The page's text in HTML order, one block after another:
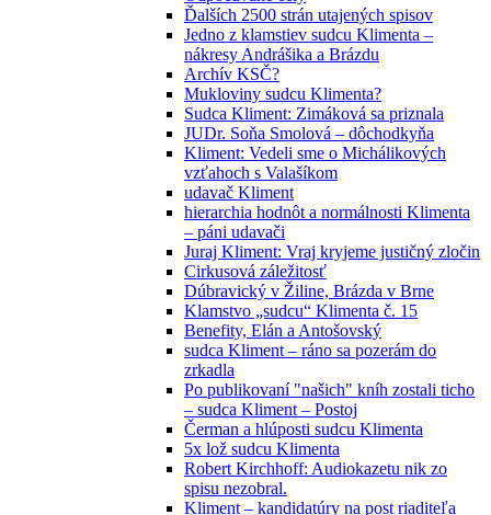
Ďalších 2500 strán utajených spisov
Jedno z klamstiev sudcu Klimenta –
nákresy Andrášika a Brázdu
Archív KSČ?
Mukloviny sudcu Klimenta?
Sudca Kliment: Zimáková sa priznala
JUDr. Soňa Smolová – dôchodkyňa
Kliment: Vedeli sme o Michálikových
vzťahoch s Valašíkom
udavač Kliment
hierarchia hodnôt a normálnosti Klimenta
– páni udavači
Juraj Kliment: Vraj kryjeme justičný zločin
Cirkusová záležitosť
Dúbravický v Žiline, Brázda v Brne
Klamstvo „sudcu“ Klimenta č. 15
Benefity, Elán a Antošovský
sudca Kliment – ráno sa pozerám do
zrkadla
Po publikovaní "našich" kníh zostali ticho
– sudca Kliment – Postoj
Čerman a hlúposti sudcu Klimenta
5x lož sudcu Klimenta
Robert Kirchhoff: Audiokazetu nik zo
spisu nezobral.
Kliment – kandidatúry na post riaditeľa